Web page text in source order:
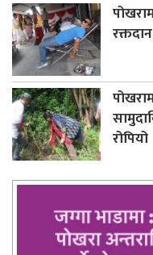
रोपियो